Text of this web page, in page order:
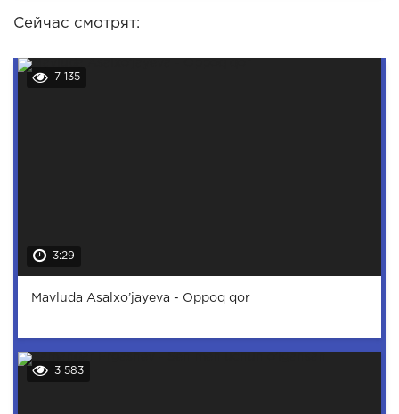
Сейчас смотрят:
7 135
3:29
Mavluda Asalxo’jayeva - Oppoq qor
3 583